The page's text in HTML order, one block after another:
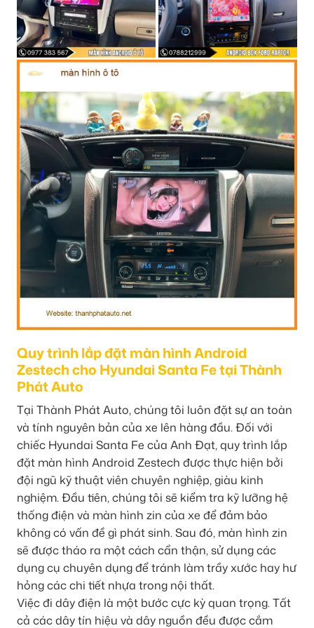
Quy trình lắp đặt màn hình Android
Zestech cho Hyundai Santa Fe tại Thành
Phát Auto
Tại Thành Phát Auto, chúng tôi luôn đặt sự an toàn
và tính nguyên bản của xe lên hàng đầu. Đối với
chiếc Hyundai Santa Fe của Anh Đạt, quy trình lắp
đặt màn hình Android Zestech được thực hiện bởi
đội ngũ kỹ thuật viên chuyên nghiệp, giàu kinh
nghiệm. Đầu tiên, chúng tôi sẽ kiểm tra kỹ lưỡng hệ
thống điện và màn hình zin của xe để đảm bảo
không có vấn đề gì phát sinh. Sau đó, màn hình zin
sẽ được tháo ra một cách cẩn thận, sử dụng các
dụng cụ chuyên dụng để tránh làm trầy xước hay hư
hỏng các chi tiết nhựa trong nội thất.
Việc đi dây điện là một bước cực kỳ quan trọng. Tất
cả các dây tín hiệu và dây nguồn đều được cắm